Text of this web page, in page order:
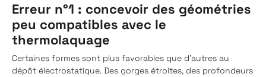
Erreur n°1 : concevoir des géométries
peu compatibles avec le
thermolaquage
Certaines formes sont plus favorables que d’autres au
dépôt électrostatique. Des gorges étroites, des profondeurs